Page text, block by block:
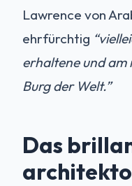
Lawrence von
ehrfürchtig
erhaltene und am
Burg der Welt.”
Das